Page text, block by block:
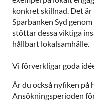
konkret skillnad. Det
Sparbanken Syd
stöttar dessa viktiga
hållbart lokalsamhälle.
Vi förverkligar goda
Är du också nyfiken på
Ansökningsperioden